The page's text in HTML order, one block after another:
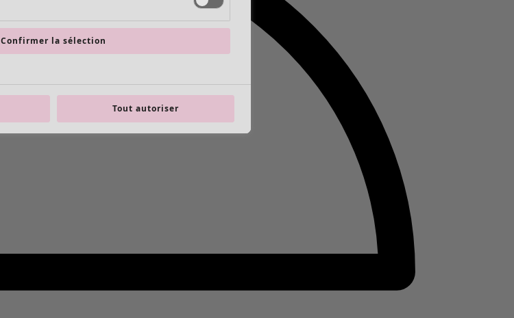
Confirmer la sélection
Tout autoriser